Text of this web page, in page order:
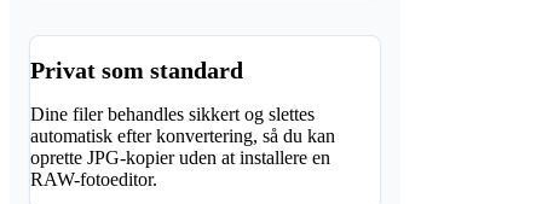
Privat som standard
Dine filer behandles sikkert og slettes
automatisk efter konvertering, så du kan
oprette JPG-kopier uden at installere en
RAW-fotoeditor.